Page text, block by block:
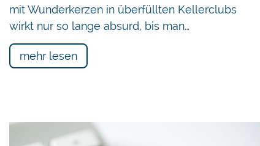
mit Wunderkerzen in überfüllten Kellerclubs
wirkt nur so lange absurd, bis man…
mehr lesen